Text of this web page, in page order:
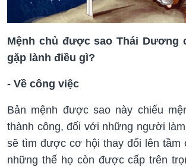
Mệnh chủ được sao Thái Dương
gặp lành điều gì?
- Về công việc
Bản mệnh được sao này chiếu
thành công, đối với những người
sẽ tìm được cơ hội thay đổi lên tầm
những thế họ còn được cấp trên